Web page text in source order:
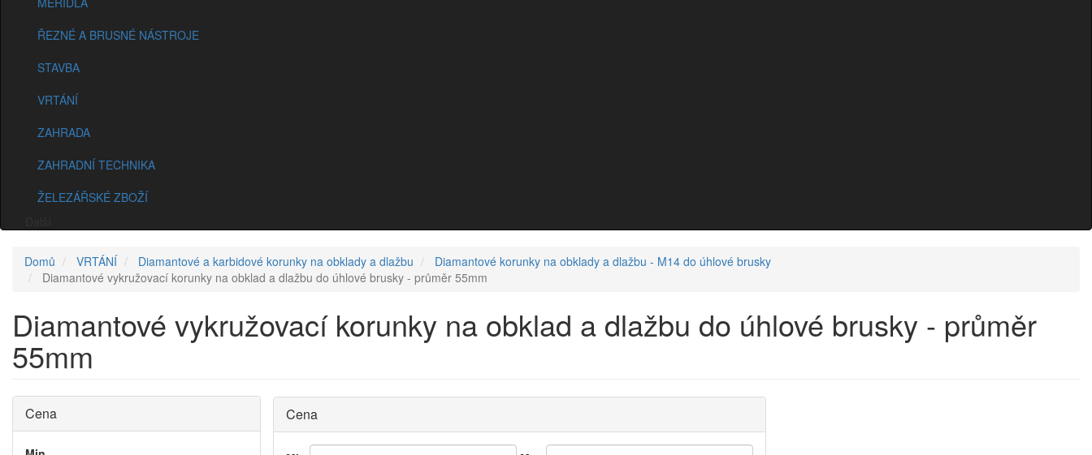
ŘEZNÉ A BRUSNÉ NÁSTROJE
STAVBA
VRTÁNÍ
ZAHRADA
ZAHRADNÍ TECHNIKA
ŽELEZÁŘSKÉ ZBOŽÍ
Domů VRTÁNÍ Diamantové a karbidové korunky na obklady a dlažbu
Diamantové korunky na obklady a dlažbu - M14 do úhlové brusky
Diamantové vykružovací korunky na obklad a dlažbu do úhlové brusky - průměr 55mm
Diamantové vykružovací korunky na obklad a dlažbu do úhlové brusky - průměr
55mm
Cena Cena